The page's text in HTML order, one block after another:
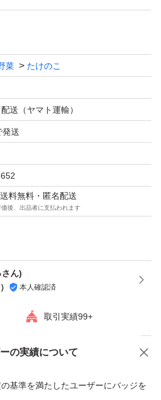
す。生ものですので、取り扱い
たします。着いたその日に冷蔵
しくお願いします】
菜 たけのこ
送（ヤマト運輸）
発送
料無料・匿名配送
後、出品者に支払われます
ん)
） 本人確認済
取引実績99+
の実績について
基準を満たしたユーザーにバッジを
商品への質問